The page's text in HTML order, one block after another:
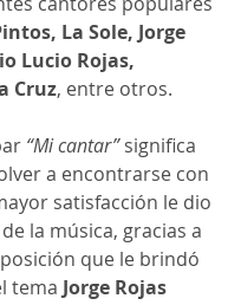
La Sole, Jorge
Lucio Rojas,
Cruz, entre otros.
“Mi cantar” significa
a encontrarse con
satisfacción le dio
la música, gracias a
que le brindó
tema Jorge Rojas